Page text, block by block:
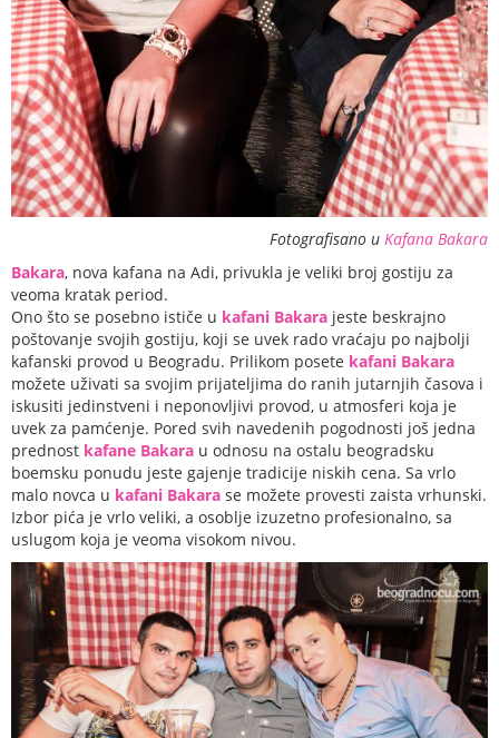
Fotografisano u Kafana Bakara
Bakara, nova kafana na Adi, privukla je veliki broj gostiju za
veoma kratak period.
Ono što se posebno ističe u kafani Bakara jeste beskrajno
poštovanje svojih gostiju, koji se uvek rado vraćaju po najbolji
kafanski provod u Beogradu. Prilikom posete kafani Bakara
možete uživati sa svojim prijateljima do ranih jutarnjih časova i
iskusiti jedinstveni i neponovljivi provod, u atmosferi koja je
uvek za pamćenje. Pored svih navedenih pogodnosti još jedna
prednost kafane Bakara u odnosu na ostalu beogradsku
boemsku ponudu jeste gajenje tradicije niskih cena. Sa vrlo
malo novca u kafani Bakara se možete provesti zaista vrhunski.
Izbor pića je vrlo veliki, a osoblje izuzetno profesionalno, sa
uslugom koja je veoma visokom nivou.